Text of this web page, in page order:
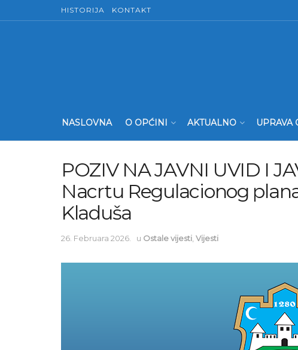
HISTORIJA KONTAKT
NASLOVNA O OPĆINI AKTUALNO UPRAVA
POZIV NA JAVNI UVID I
Nacrtu Regulacionog
Kladuša
26. Februara 2026. u Ostale vijesti Vijesti